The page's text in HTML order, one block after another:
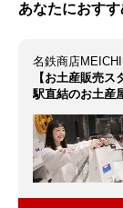
あなたにおす
名鉄商店
【お土産販売
駅直結のお土産